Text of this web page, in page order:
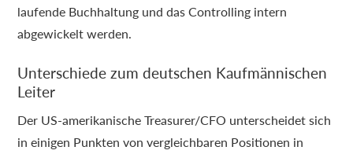
laufende Buchhaltung und das Controlling intern
abgewickelt werden.
Unterschiede zum deutschen Kaufmännischen
Leiter
Der US-amerikanische Treasurer/CFO unterscheidet sich
in einigen Punkten von vergleichbaren Positionen in